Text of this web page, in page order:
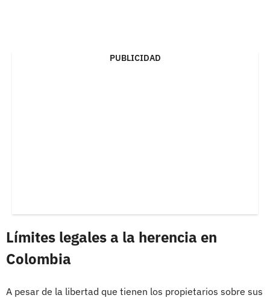
PUBLICIDAD
Límites legales a la herencia en
Colombia
A pesar de la libertad que tienen los propietarios sobre sus